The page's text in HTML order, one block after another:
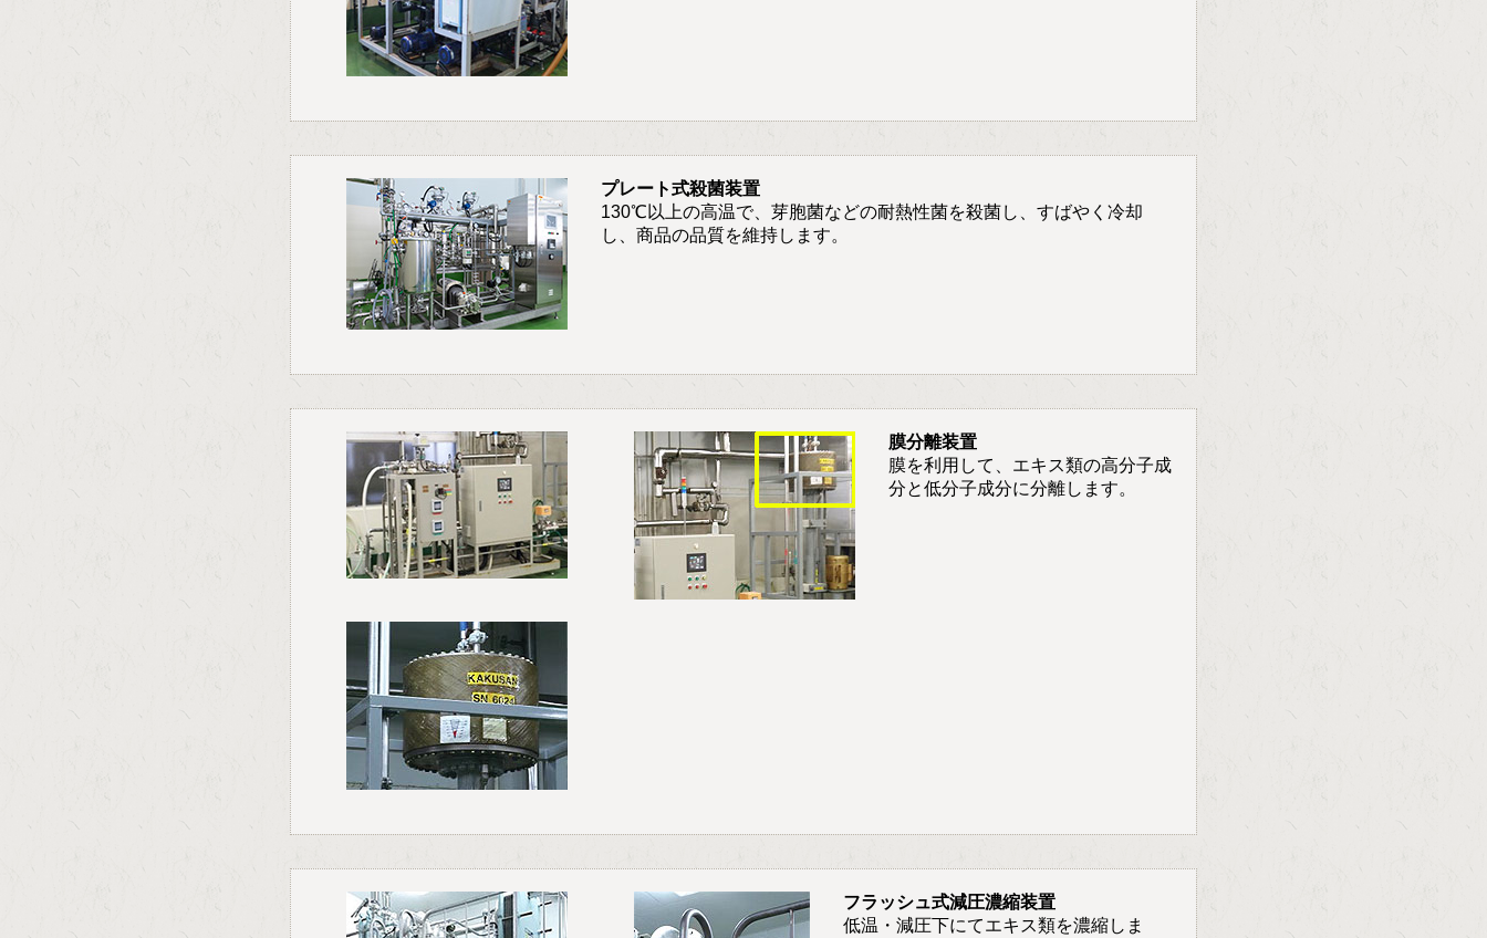
プレート式殺菌装置
130℃以上の高温で、芽胞菌などの耐熱性菌を殺菌し、すばやく冷却
し、商品の品質を維持します。
膜分離装置
膜を利用して、エキス類の高分子成
分と低分子成分に分離します。
フラッシュ式減圧濃縮装置
低温・減圧下にてエキス類を濃縮しま